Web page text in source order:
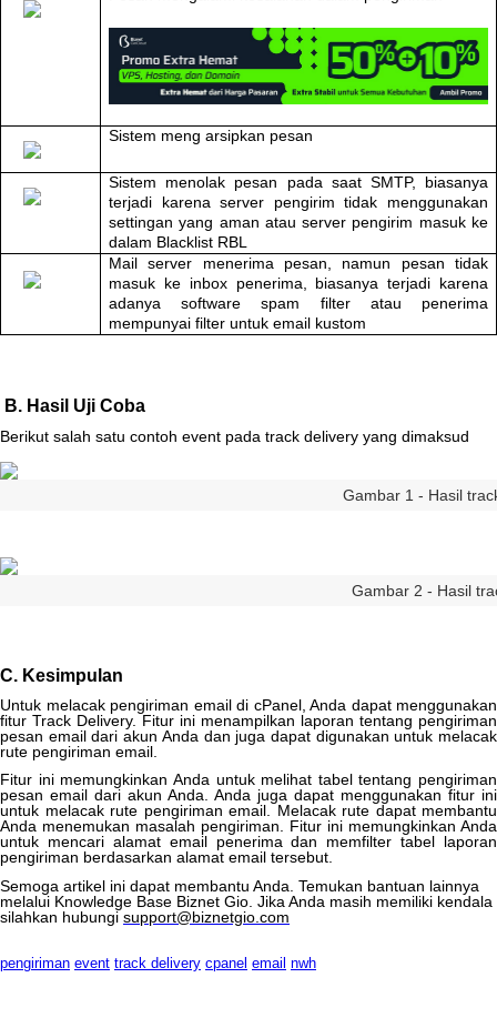
Sistem meng arsipkan pesan
Sistem menolak pesan pada saat SMTP,
biasanya
terjadi
karena server pengirim tidak
menggunakan
settingan yang aman atau server pengirim masuk ke
dalam Blacklist RBL
Mail server menerima pesan, namun pesan
tidak
masuk ke inbox penerima, biasanya terjadi karena
adanya
software spam filter atau
penerima
mempunyai filter untuk email kustom
B. Hasil Uji Coba
Berikut salah satu contoh event pada track delivery yang dimaksud
Gambar 1 - Hasil
Gambar 2 - Hasil
C. Kesimpulan
Untuk melacak pengiriman email di cPanel, Anda dapat menggunakan
fitur Track Delivery. Fitur ini menampilkan laporan tentang pengiriman
pesan email dari akun Anda dan juga dapat digunakan untuk melacak
rute pengiriman email.
Fitur ini memungkinkan Anda untuk melihat tabel tentang pengiriman
pesan email dari akun Anda Anda juga dapat menggunakan fitur ini
untuk melacak rute pengiriman email Melacak rute dapat membantu
Anda menemukan masalah pengiriman Fitur ini memungkinkan Anda
untuk mencari alamat email penerima dan memfilter tabel laporan
pengiriman berdasarkan alamat email tersebut
Semoga artikel ini dapat membantu Anda Temukan bantuan lainnya
melalui Knowledge Base Biznet Gio Jika Anda masih memiliki kendala
silahkan hubungi support@biznetgio com
pengiriman event track delivery cpanel email nwh